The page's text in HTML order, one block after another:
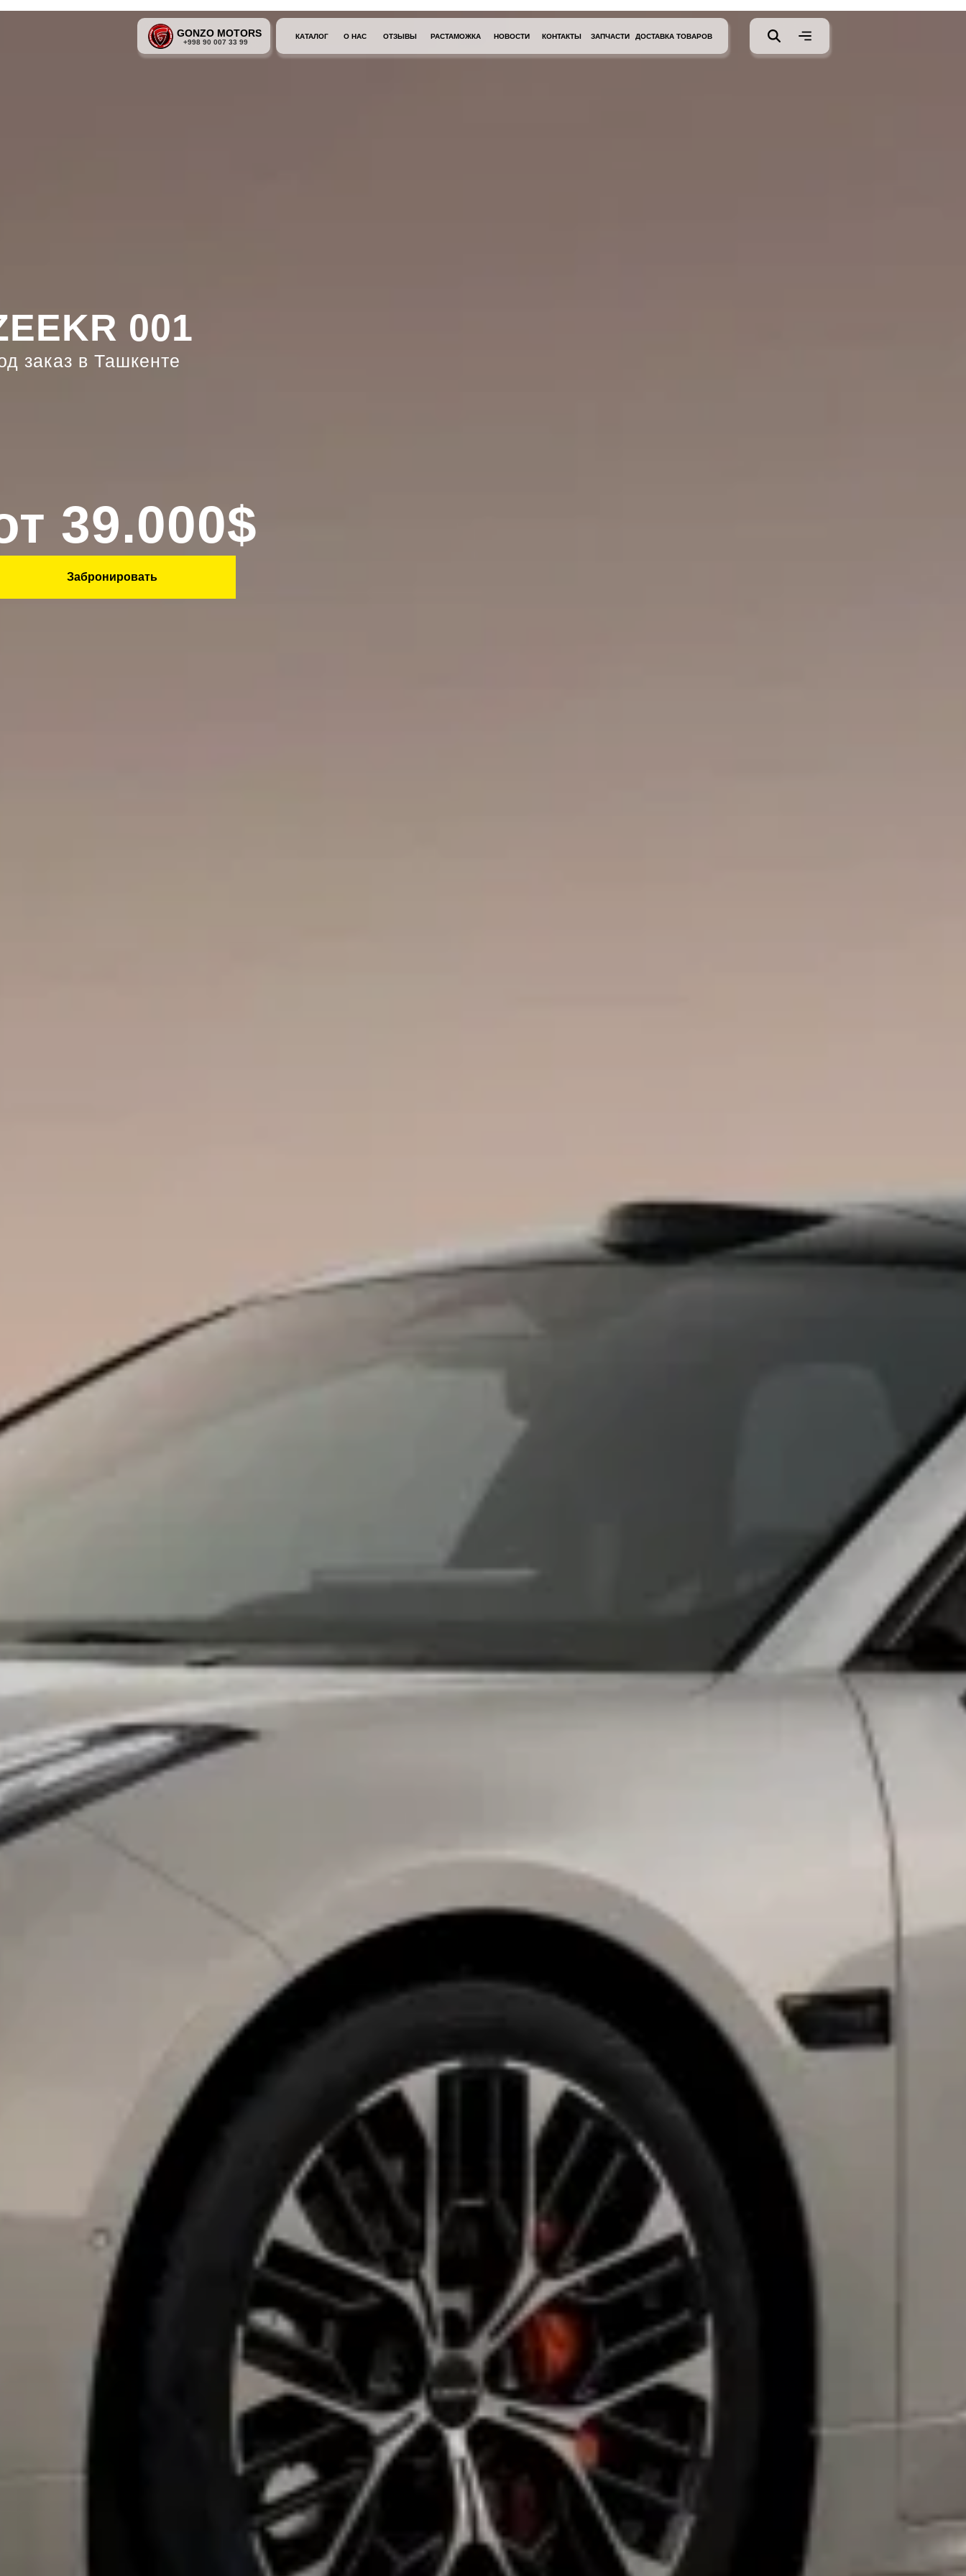
GONZO MOTORS КАТАЛОГ О НАС ОТЗЫВЫ РАСТАМОЖКА НОВОСТИ КОНТАКТЫ
+998 90 007 33 99
ЗАПЧАСТИ ДОСТАВКА ТОВАРОВ
001
Забронировать
39.000$
заказ в Ташкенте